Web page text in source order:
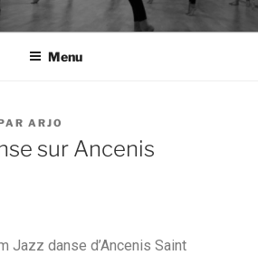
Menu
ARJO
sur Ancenis
Jazz danse d’Ancenis Saint